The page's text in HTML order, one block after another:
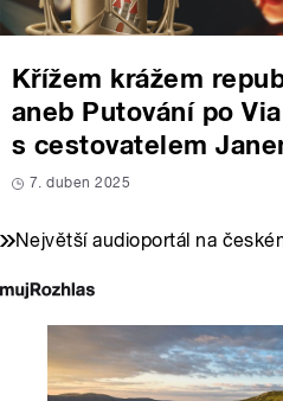
Křížem krážem
aneb Putování po
s cestovatelem
7. duben 2025
Největší audioportál na